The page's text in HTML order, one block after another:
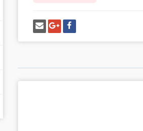
شارك
على
فيسبوك
شارك
على
غوغل
بلس
إرسل
إيميل